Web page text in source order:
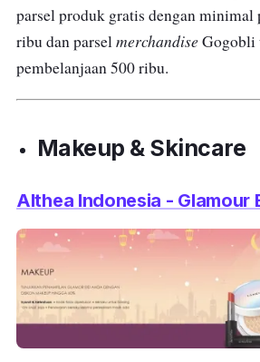
parsel produk gratis dengan minimal
ribu dan parselmerchandise Gogobli
pembelanjaan 500 ribu.
Makeup & Skincare
Althea Indonesia - Glamour